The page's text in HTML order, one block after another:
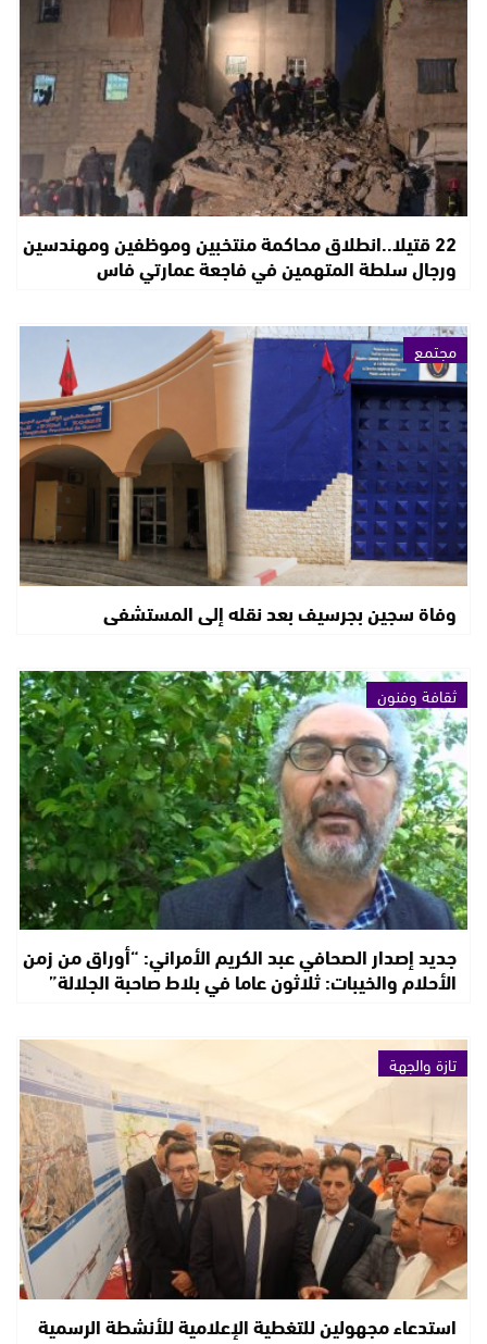
22 قتيلا..انطلاق محاكمة منتخبين وموظفين ومهندسين
ورجال سلطة المتهمين في فاجعة عمارتي فاس
مجتمع
وفاة سجين بجرسيف بعد نقله إلى المستشفى
ثقافة وفنون
جديد إصدار الصحافي عبد الكريم الأمراني: “أوراق من زمن
الأحلام والخيبات: ثلاثون عاما في بلاط صاحبة الجلالة”
تازة والجهة
استدعاء مجهولين للتغطية الإعلامية للأنشطة الرسمية